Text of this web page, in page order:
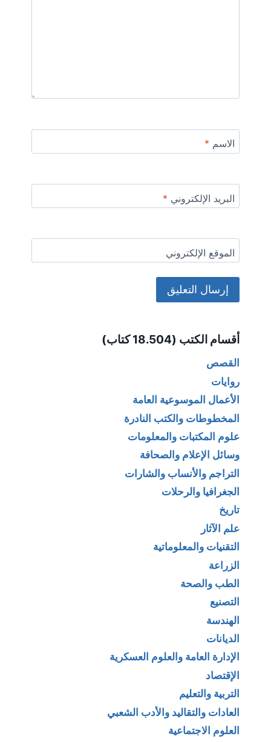
الاسم *
البريد الإلكتروني *
الموقع الإلكتروني
أقسام الكتب (18.504 كتاب)
القصص
روايات
الأعمال الموسوعية العامة
المخطوطات والكتب النادرة
علوم المكتبات والمعلومات
وسائل الإعلام والصحافة
التراجم والأنساب والشارات
الجغرافيا والرحلات
تاريخ
علم الآثار
التقنيات والمعلوماتية
الزراعة
الطب والصحة
التصنيع
الهندسة
الديانات
الإدارة العامة والعلوم العسكرية
الإقتصاد
التربية والتعليم
العادات والتقاليد والأدب الشعبي
العلوم الاجتماعية